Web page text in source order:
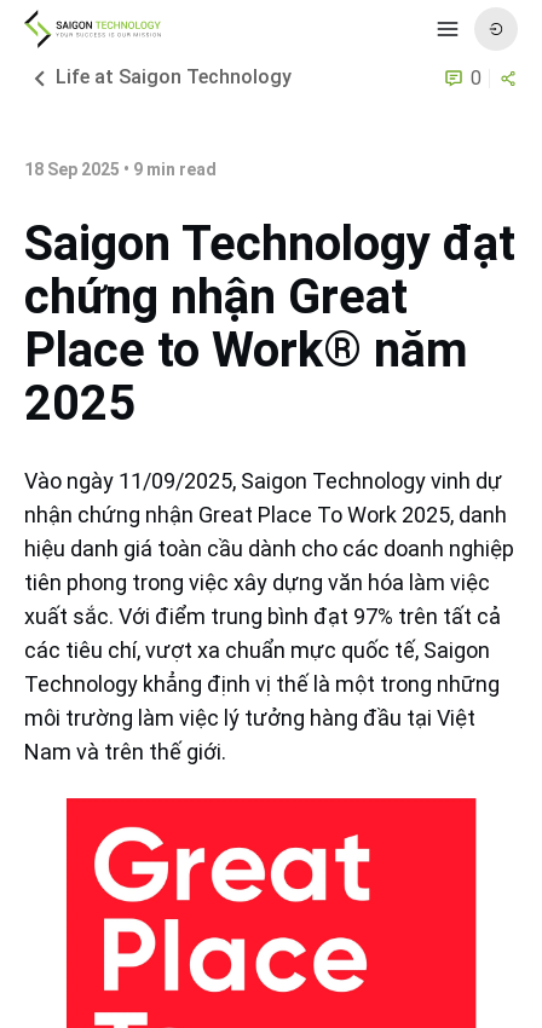
Life at Saigon Technology 0
18 Sep 2025 • 9 min read
Saigon Technology đạt
chứng nhận Great
Place to Work® năm
2025
Vào ngày 11/09/2025, Saigon Technology vinh dự
nhận chứng nhận Great Place To Work 2025, danh
hiệu danh giá toàn cầu dành cho các doanh nghiệp
tiên phong trong việc xây dựng văn hóa làm việc
xuất sắc. Với điểm trung bình đạt 97% trên tất cả
các tiêu chí, vượt xa chuẩn mực quốc tế, Saigon
Technology khẳng định vị thế là một trong những
môi trường làm việc lý tưởng hàng đầu tại Việt
Nam và trên thế giới.